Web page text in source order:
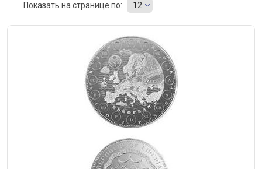
Показать на странице по: 12